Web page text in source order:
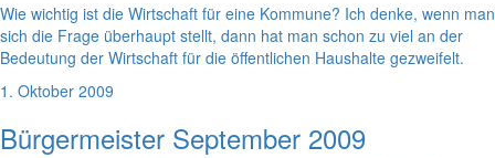
Wie wichtig ist die Wirtschaft für eine Kommune? Ich denke, wenn man
sich die Frage überhaupt stellt, dann hat man schon zu viel an der
Bedeutung der Wirtschaft für die öffentlichen Haushalte gezweifelt.
1. Oktober 2009
Bürgermeister September 2009